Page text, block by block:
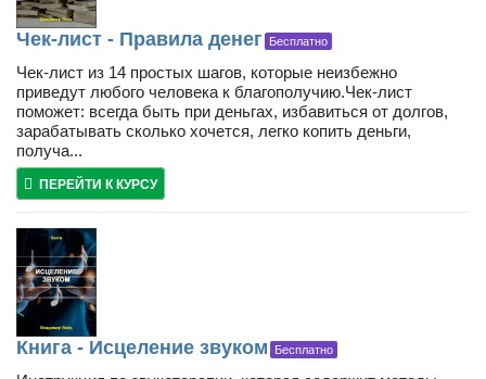
Чек-лист - Правила денег Бесплатно
Чек-лист из 14 простых шагов, которые неизбежно
приведут любого человека к благополучию.Чек-лист
поможет: всегда быть при деньгах, избавиться от долгов,
зарабатывать сколько хочется, легко копить деньги,
получа...
ПЕРЕЙТИ К КУРСУ
Книга - Исцеление звуком Бесплатно